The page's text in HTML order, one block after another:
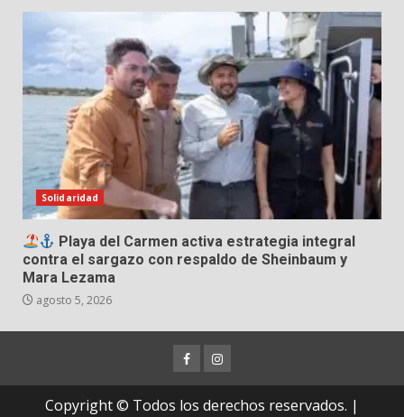
Solidaridad
Playa del Carmen activa estrategia integral
contra el sargazo con respaldo de Sheinbaum y
Mara Lezama
agosto 5, 2026
FacebookInstagram
Copyright © Todos los derechos reservados. |